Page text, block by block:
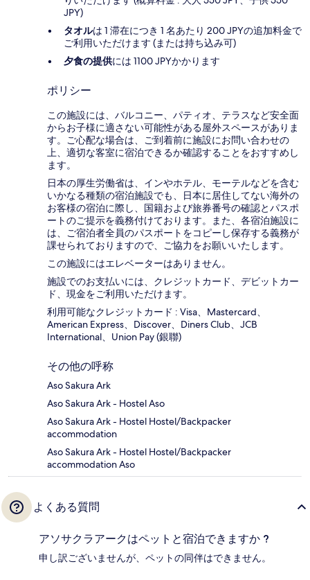
JPY)
タオルは 1 滞在につき 1 名あたり 200 JPYの追加料金で
ご利用いただけます (または持ち込み可)
夕食の提供には 1100 JPYかかります
ポリシー
この施設には、バルコニー、パティオ、テラスなど安全面
からお子様に適さない可能性がある屋外スペースがありま
す。ご心配な場合は、ご到着前に施設にお問い合わせの
上、適切な客室に宿泊できるか確認することをおすすめし
ます。
日本の厚生労働省は、インやホテル、モーテルなどを含む
いかなる種類の宿泊施設でも、日本に​居住してない海外の
お客様の宿泊に際し、国籍および旅券番号の確認とパスポ
ートのご提示を義務付け​ております。また、各宿泊施設に
は、ご宿泊者全員のパスポートをコピーし保存する義務が
課せられておりますの​で、ご協力をお願いいたします。
この施設にはエレベーターはありません。
施設でのお支払いには、クレジットカード、デビットカー
ド、現金をご利用いただけます。
利用可能なクレジットカード : Visa、Mastercard、
American Express、Discover、Diners Club、JCB
International、Union Pay (銀聯)
その他の呼称
Aso Sakura Ark
Aso Sakura Ark - Hostel Aso
Aso Sakura Ark - Hostel Hostel/Backpacker
accommodation
Aso Sakura Ark - Hostel Hostel/Backpacker
accommodation Aso
よくある質問
アソサクラアークはペットと宿泊できますか ?
申し訳ございませんが、ペットの同伴はできません。